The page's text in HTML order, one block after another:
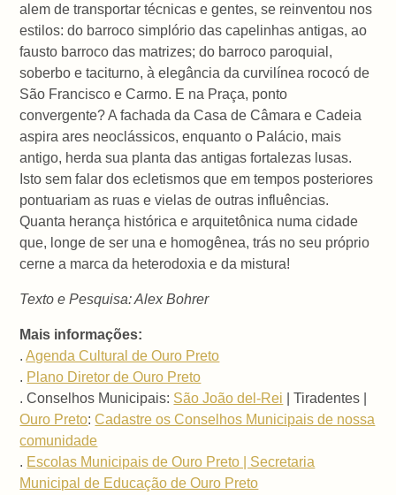
alem de transportar técnicas e gentes, se reinventou nos
estilos: do barroco simplório das capelinhas antigas, ao
fausto barroco das matrizes; do barroco paroquial,
soberbo e taciturno, à elegância da curvilínea rococó de
São Francisco e Carmo. E na Praça, ponto
convergente? A fachada da Casa de Câmara e Cadeia
aspira ares neoclássicos, enquanto o Palácio, mais
antigo, herda sua planta das antigas fortalezas lusas.
Isto sem falar dos ecletismos que em tempos posteriores
pontuariam as ruas e vielas de outras influências.
Quanta herança histórica e arquitetônica numa cidade
que, longe de ser una e homogênea, trás no seu próprio
cerne a marca da heterodoxia e da mistura!
Texto e Pesquisa: Alex Bohrer
Mais informações:
.Agenda Cultural de Ouro Preto
. Plano Diretor de Ouro Preto
. Conselhos Municipais: São João del-Rei | Tiradentes |
Ouro Preto:Cadastre os Conselhos Municipais de nossa
comunidade
. Escolas Municipais de Ouro Preto | Secretaria
Municipal de Educação de Ouro Preto